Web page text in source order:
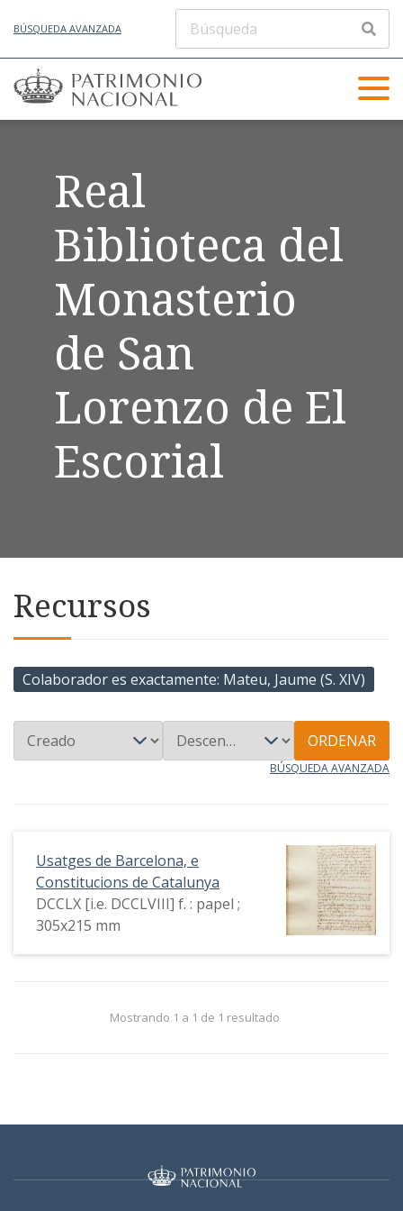
BÚSQUEDA AVANZADA
Real
Biblioteca del
Monasterio
de San
Lorenzo de El
Escorial
Recursos
Colaborador es exactamente Mateu, Jaume (S. XIV)
ORDENAR
BÚSQUEDA AVANZADA
Usatges de Barcelona, e
Constitucions de Catalunya
DCCLX [i.e. DCCLVIII] f. : papel ;
305x215 mm
Mostrando 1 a 1 de 1 resultado